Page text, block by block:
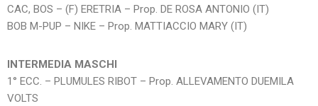
CAC, BOS – (F) ERETRIA – Prop. DE ROSA ANTONIO (IT)
BOB M-PUP – NIKE – Prop. MATTIACCIO MARY (IT)
INTERMEDIA MASCHI
1° ECC. – PLUMULES RIBOT – Prop. ALLEVAMENTO DUEMILA
VOLTS